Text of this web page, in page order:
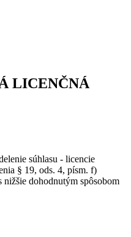
LICENČNÁ
súhlasu - licencie
§ 19, ods. 4, písm. f)
nižšie dohodnutým spôsobom